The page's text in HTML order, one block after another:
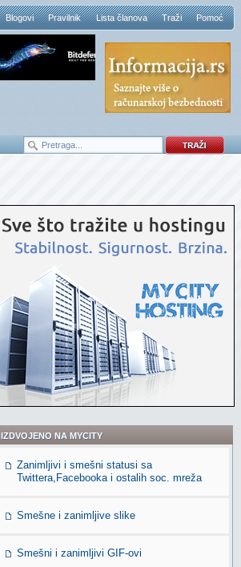
Blogovi Pravilnik Lista članova Traži Pomoć
IZDVOJENO NA MYCITY
Zanimljivi i smešni statusi sa
Twittera,Facebooka i ostalih soc. mreža
Smešne i zanimljive slike
Smešni i zanimljivi GIF-ovi